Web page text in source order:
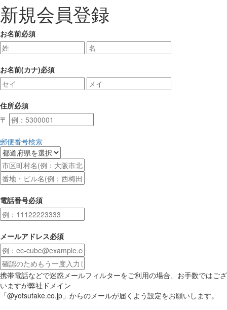
新規会員登録
お名前必須
お名前(カナ)必須
住所必須
〒
郵便番号検索
電話番号必須
メールアドレス必須
携帯電話などで迷惑メールフィルターをご利用の場合、お手数ではござ
いますが弊社ドメイン
「@yotsutake.co.jp」からのメールが届くよう設定をお願いします。